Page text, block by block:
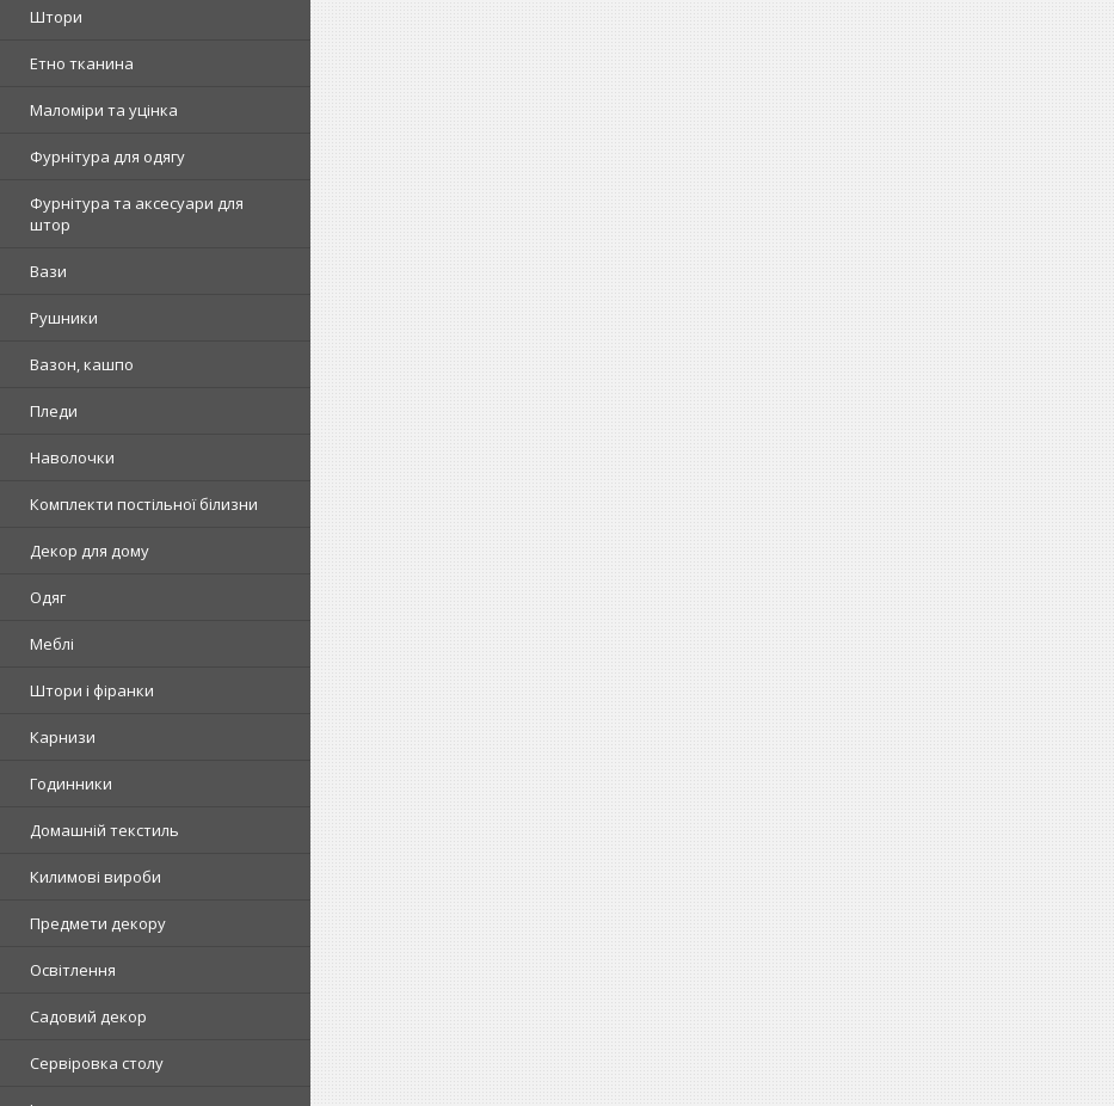
Штори
Етно тканина
Маломіри та уцінка
Фурнітура для одягу
Фурнітура та аксесуари для
штор
Вази
Рушники
Вазон, кашпо
Пледи
Наволочки
Комплекти постільної білизни
Декор для дому
Одяг
Меблі
Штори і фіранки
Карнизи
Годинники
Домашній текстиль
Килимові вироби
Предмети декору
Освітлення
Садовий декор
Сервіровка столу